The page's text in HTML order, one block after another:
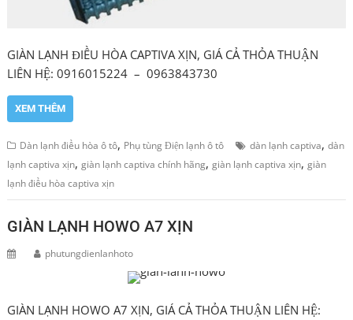
GIÀN LẠNH ĐIỀU HÒA CAPTIVA XỊN, GIÁ CẢ THỎA THUẬN
LIÊN HỆ: 0916015224 – 0963843730
XEM THÊM
Dàn lạnh điều hòa ô tô, Phụ tùng Điện lạnh ô tô dàn lạnh captiva,dàn
lạnh captiva xịn,giàn lạnh captiva chính hãng,giàn lạnh captiva xịn,giàn
lạnh điều hòa captiva xịn
GIÀN LẠNH HOWO A7 XỊN
phutungdienlanhoto
GIÀN LẠNH HOWO A7 XỊN, GIÁ CẢ THỎA THUẬN LIÊN HỆ: